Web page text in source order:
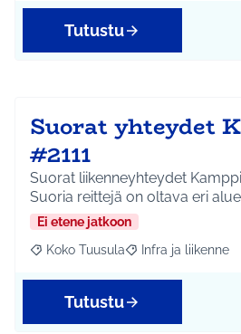
Tutustu
Suorat yhteydet
#2111
Suorat liikenneyhteydet
Suoria reittejä on oltava eri
Ei etene jatkoon
Rajaa tulokset aihepiirin mukaan:
Koko Tuusula Rajaa tulokset
Infra ja liikenne
Tutustu